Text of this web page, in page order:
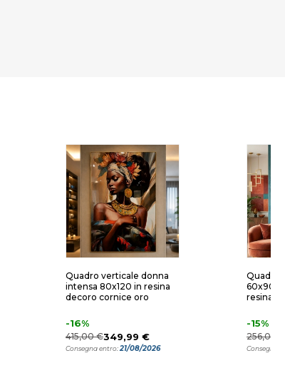
Quadro verticale donna
intensa 80x120 in resina
decoro cornice oro
-16%
415,00 €349,99 €
Consegna entro:21/08/2026
Quadro
60x90
resina
-15%
256,00
Consegna